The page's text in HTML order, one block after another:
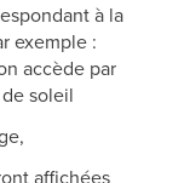
à la
exemple :
accède par
soleil
affichées